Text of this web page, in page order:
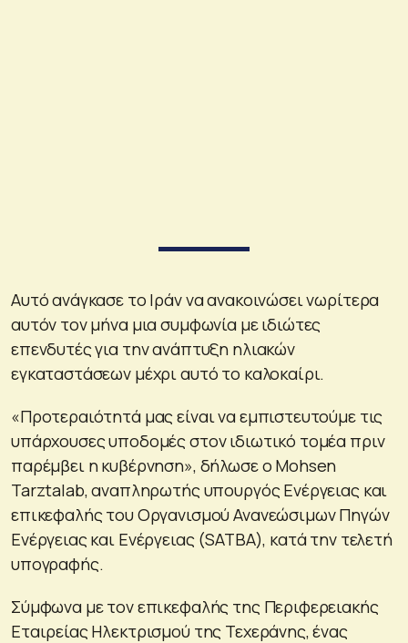
Αυτό ανάγκασε το Ιράν να ανακοινώσει νωρίτερα
αυτόν τον μήνα μια συμφωνία με ιδιώτες
επενδυτές για την ανάπτυξη ηλιακών
εγκαταστάσεων μέχρι αυτό το καλοκαίρι.
«Προτεραιότητά μας είναι να εμπιστευτούμε τις
υπάρχουσες υποδομές στον ιδιωτικό τομέα πριν
παρέμβει η κυβέρνηση», δήλωσε ο Mohsen
Tarztalab, αναπληρωτής υπουργός Ενέργειας και
επικεφαλής του Οργανισμού Ανανεώσιμων Πηγών
Ενέργειας και Ενέργειας (SATBA), κατά την τελετή
υπογραφής.
Σύμφωνα με τον επικεφαλής της Περιφερειακής
Εταιρείας Ηλεκτρισμού της Τεχεράνης, ένας